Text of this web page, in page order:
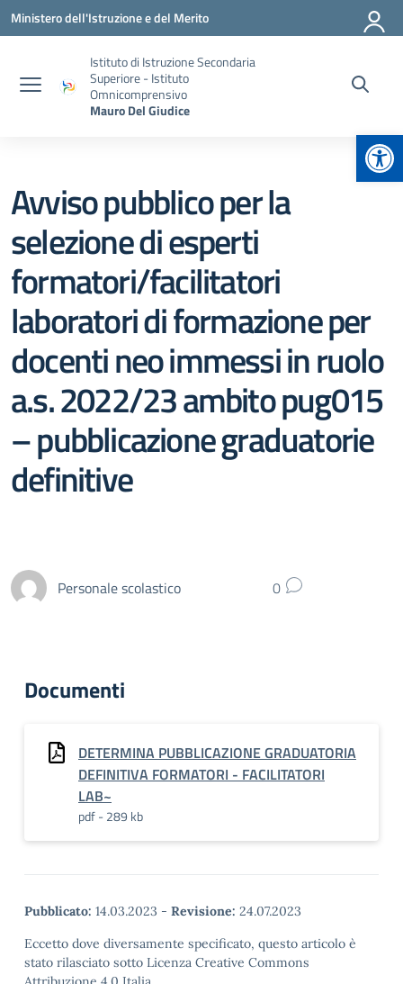
Vai ai contenuti
Vai al menu di navigazione
Vai al footer
Ministero dell'Istruzione e del Merito
Istituto di Istruzione Secondaria
Superiore - Istituto
Omnicomprensivo
Mauro Del Giudice
Avviso pubblico per la
selezione di esperti
formatori/facilitatori
laboratori di formazione per
docenti neo immessi in ruolo
a.s. 2022/23 ambito pug015
– pubblicazione graduatorie
definitive
Personale scolastico 0
Documenti
DETERMINA PUBBLICAZIONE GRADUATORIA
DEFINITIVA FORMATORI - FACILITATORI
LAB~
pdf - 289 kb
Pubblicato: 14.03.2023 - Revisione: 24.07.2023
Eccetto dove diversamente specificato, questo articolo è
stato rilasciato sotto Licenza Creative Commons